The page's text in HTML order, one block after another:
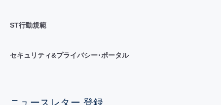
ST行動規範
セキュリティ&プライバシー･ポータル
ニュースレター 登録